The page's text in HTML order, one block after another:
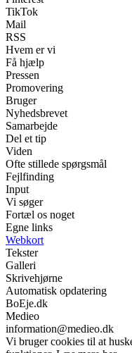
TikTok
Mail
RSS
Hvem er vi
Få hjælp
Pressen
Promovering
Bruger
Nyhedsbrevet
Samarbejde
Del et tip
Viden
Ofte stillede spørgsmål
Fejlfinding
Input
Vi søger
Fortæl os noget
Egne links
Webkort
Tekster
Galleri
Skrivehjørne
Automatisk opdatering
BoEje.dk
Medieo
information@medieo.dk
Vi bruger cookies til at